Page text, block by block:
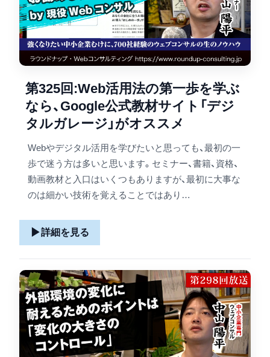
第325回:Web活用法の第一歩を学ぶ
なら、Google公式教材サイト「デジ
タルガレージ」がオススメ
Webやデジタル活用を学びたいと思っても、最初の一
歩で迷う方は多いと思います。セミナー、書籍、資格、
動画教材と入口はいくつもありますが、最初に大事な
のは細かい技術を覚えることではあり…
▶詳細を見る